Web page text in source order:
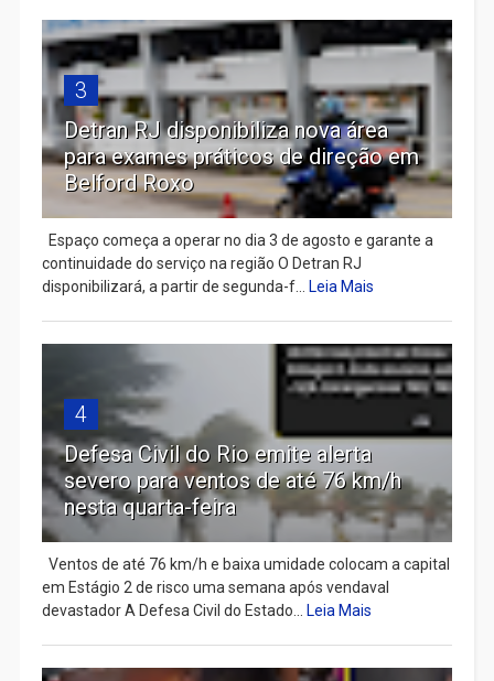
3
Detran RJ disponibiliza nova área
para exames práticos de direção em
Belford Roxo
Espaço começa a operar no dia 3 de agosto e garante a
continuidade do serviço na região O Detran RJ
disponibilizará, a partir de segunda-f...
Leia Mais
4
Defesa Civil do Rio emite alerta
severo para ventos de até 76 km/h
nesta quarta-feira
Ventos de até 76 km/h e baixa umidade colocam a capital
em Estágio 2 de risco uma semana após vendaval
devastador A Defesa Civil do Estado...
Leia Mais